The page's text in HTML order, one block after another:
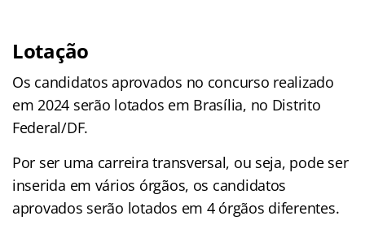
Lotação
Os candidatos aprovados no concurso realizado
em 2024 serão lotados em Brasília, no Distrito
Federal/DF.
Por ser uma carreira transversal, ou seja, pode ser
inserida em vários órgãos, os candidatos
aprovados serão lotados em 4 órgãos diferentes.